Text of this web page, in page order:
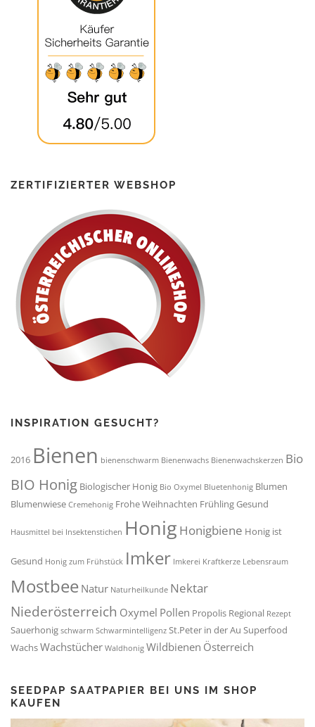
ZERTIFIZIERTER WEBSHOP
INSPIRATION GESUCHT?
2016 Bienen bienenschwarm Bienenwachs Bienenwachskerzen Bio
BIO Honig Biologischer Honig Bio Oxymel Bluetenhonig Blumen
Blumenwiese Cremehonig Frohe Weihnachten FrühlingGesund
Hausmittel bei Insektenstichen Honig Honigbiene Honig ist
Gesund Honig zum Frühstück Imker Imkerei Kraftkerze Lebensraum
MostbeeNatur Naturheilkunde Nektar
Niederösterreich Oxymel Pollen Propolis Regional Rezept
Sauerhonig schwarm Schwarmintelligenz St.Peter in der Au Superfood
WachsWachstücher Waldhonig Wildbienen Österreich
SEEDPAP SAATPAPIER BEI UNS IM SHOP
KAUFEN